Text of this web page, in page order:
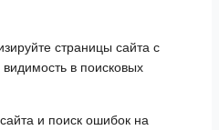
страницы сайта с
в поисковых
и поиск ошибок на